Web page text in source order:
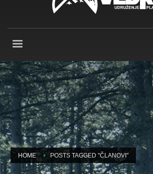
HOME POSTS TAGGED "ČLANOVI"